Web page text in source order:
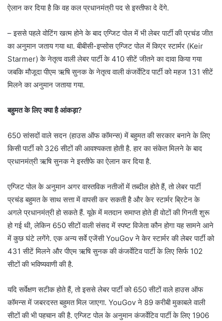
ऐलान कर दिया है कि वह कल प्रधानमंत्री पद से इस्तीफा दे देंगे.
– इससे पहले वोटिंग खत्म होने के बाद एग्जिट पोल में भी लेबर पार्टी की प्रचंड जीत
का अनुमान जताय गया था. बीबीसी-इप्सोस एग्जिट पोल में किएर स्टार्मर (Keir
Starmer) के नेतृत्व वाली लेबर पार्टी के 410 सीटें जीतने का दावा किया गया
जबकि मौजूदा पीएम ऋषि सुनक के नेतृत्व वाली कंजर्वेटिव पार्टी को महज 131 सीटें
मिलने का अनुमान जताया गया.
बहुमत के लिए क्या है आंकड़ा?
650 सांसदों वाले सदन (हाउस ऑफ कॉमन्स) में बहुमत की सरकार बनाने के लिए
किसी पार्टी को 326 सीटों की आवश्यकता होती है. हार का संकेत मिलने के बाद
प्रधानमंत्री ऋषि सुनक ने इस्तीफे का ऐलान कर दिया है.
एग्जिट पोल के अनुमान अगर वास्तविक नतीजों में तब्दील होते हैं, तो लेबर पार्टी
प्रचंड बहुमत के साथ सत्ता में वापसी कर सकती है और केर स्टार्मर ब्रिटेन के
अगले प्रधानमंत्री हो सकते हैं. यूके में मतदान समाप्त होते ही वोटों की गिनती शुरू
हो गई थी, लेकिन 650 सीटों वाली संसद में स्पष्ट विजेता कौन होगा यह सामने आने
में कुछ घंटे लगेंगे. एक अन्य सर्वे एजेंसी YouGov ने केर स्टार्मर की लेबर पार्टी को
431 सीटें मिलने और पीएम ऋषि सुनक की कंजर्वेटिव पार्टी के लिए सिर्फ 102
सीटों की भविष्यवाणी की है.
यदि सर्वेक्षण सटीक होते हैं, तो इससे लेबर पार्टी को 650 सीटों वाले हाउस ऑफ
कॉमन्स में जबरदस्त बहुमत मिल जाएगा. YouGov ने 89 करीबी मुकाबले वाली
सीटों की भी पहचान की है. एग्जिट पोल के अनुमान कंजर्वेटिव पार्टी के लिए 1906